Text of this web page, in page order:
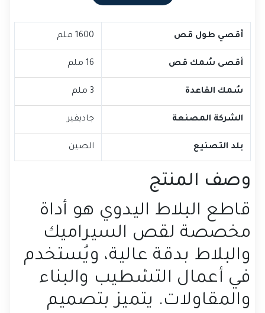
أقصي طول قص 1600 ملم
أقصى سُمك قص 16 ملم
سُمك القاعدة 3 ملم
الشركة المصنعة جاديفير
بلد التصنيع الصين
وصف المنتج
قاطع البلاط اليدوي هو أداة
مخصصة لقص السيراميك
والبلاط بدقة عالية، ويُستخدم
في أعمال التشطيب والبناء
والمقاولات. يتميز بتصميم